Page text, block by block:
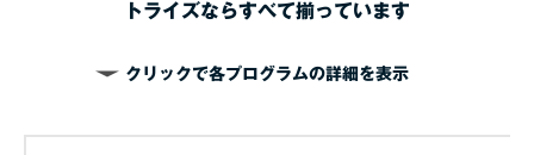
トライズならすべて揃っています
クリックで各プログラムの詳細を表示